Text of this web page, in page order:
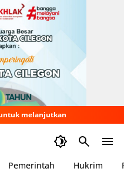
melanjutkan
Pemerintah Hukrim